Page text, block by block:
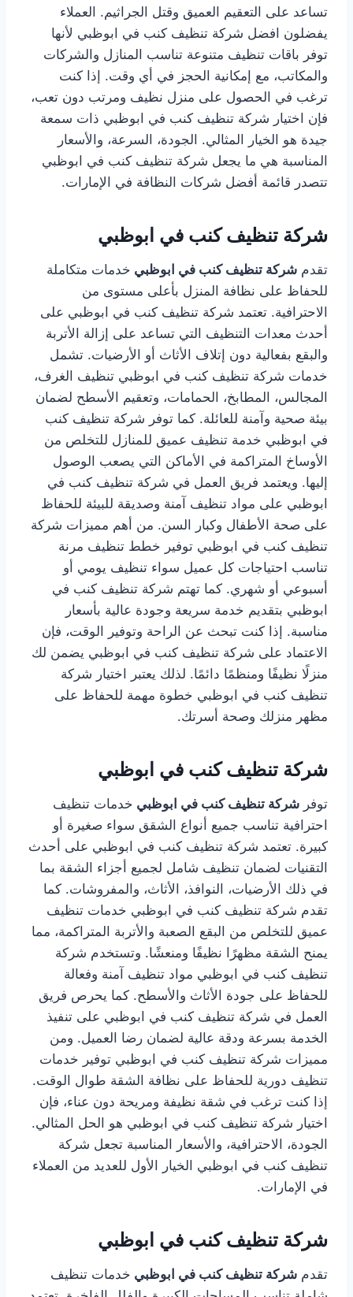
تساعد على التعقيم العميق وقتل الجراثيم. العملاء
يفضلون افضل شركة تنظيف كنب في ابوظبي لأنها
توفر باقات تنظيف متنوعة تناسب المنازل والشركات
والمكاتب، مع إمكانية الحجز في أي وقت. إذا كنت
ترغب في الحصول على منزل نظيف ومرتب دون تعب،
فإن اختيار شركة تنظيف كنب في ابوظبي ذات سمعة
جيدة هو الخيار المثالي. الجودة، السرعة، والأسعار
المناسبة هي ما يجعل شركة تنظيف كنب في ابوظبي
تتصدر قائمة أفضل شركات النظافة في الإمارات.
شركة تنظيف كنب في ابوظبي
تقدم شركة تنظيف كنب في ابوظبي خدمات متكاملة
للحفاظ على نظافة المنزل بأعلى مستوى من
الاحترافية. تعتمد شركة تنظيف كنب في ابوظبي على
أحدث معدات التنظيف التي تساعد على إزالة الأتربة
والبقع بفعالية دون إتلاف الأثاث أو الأرضيات. تشمل
خدمات شركة تنظيف كنب في ابوظبي تنظيف الغرف،
المجالس، المطابخ، الحمامات، وتعقيم الأسطح لضمان
بيئة صحية وآمنة للعائلة. كما توفر شركة تنظيف كنب
في ابوظبي خدمة تنظيف عميق للمنازل للتخلص من
الأوساخ المتراكمة في الأماكن التي يصعب الوصول
إليها. ويعتمد فريق العمل في شركة تنظيف كنب في
ابوظبي على مواد تنظيف آمنة وصديقة للبيئة للحفاظ
على صحة الأطفال وكبار السن. من أهم مميزات شركة
تنظيف كنب في ابوظبي توفير خطط تنظيف مرنة
تناسب احتياجات كل عميل سواء تنظيف يومي أو
أسبوعي أو شهري. كما تهتم شركة تنظيف كنب في
ابوظبي بتقديم خدمة سريعة وجودة عالية بأسعار
مناسبة. إذا كنت تبحث عن الراحة وتوفير الوقت، فإن
الاعتماد على شركة تنظيف كنب في ابوظبي يضمن لك
منزلًا نظيفًا ومنظمًا دائمًا. لذلك يعتبر اختيار شركة
تنظيف كنب في ابوظبي خطوة مهمة للحفاظ على
مظهر منزلك وصحة أسرتك.
شركة تنظيف كنب في ابوظبي
توفر شركة تنظيف كنب في ابوظبي خدمات تنظيف
احترافية تناسب جميع أنواع الشقق سواء صغيرة أو
كبيرة. تعتمد شركة تنظيف كنب في ابوظبي على أحدث
التقنيات لضمان تنظيف شامل لجميع أجزاء الشقة بما
في ذلك الأرضيات، النوافذ، الأثاث، والمفروشات. كما
تقدم شركة تنظيف كنب في ابوظبي خدمات تنظيف
عميق للتخلص من البقع الصعبة والأتربة المتراكمة، مما
يمنح الشقة مظهرًا نظيفًا ومنعشًا. وتستخدم شركة
تنظيف كنب في ابوظبي مواد تنظيف آمنة وفعالة
للحفاظ على جودة الأثاث والأسطح. كما يحرص فريق
العمل في شركة تنظيف كنب في ابوظبي على تنفيذ
الخدمة بسرعة ودقة عالية لضمان رضا العميل. ومن
مميزات شركة تنظيف كنب في ابوظبي توفير خدمات
تنظيف دورية للحفاظ على نظافة الشقة طوال الوقت.
إذا كنت ترغب في شقة نظيفة ومريحة دون عناء، فإن
اختيار شركة تنظيف كنب في ابوظبي هو الحل المثالي.
الجودة، الاحترافية، والأسعار المناسبة تجعل شركة
تنظيف كنب في ابوظبي الخيار الأول للعديد من العملاء
في الإمارات.
شركة تنظيف كنب في ابوظبي
تقدم شركة تنظيف كنب في ابوظبي خدمات تنظيف